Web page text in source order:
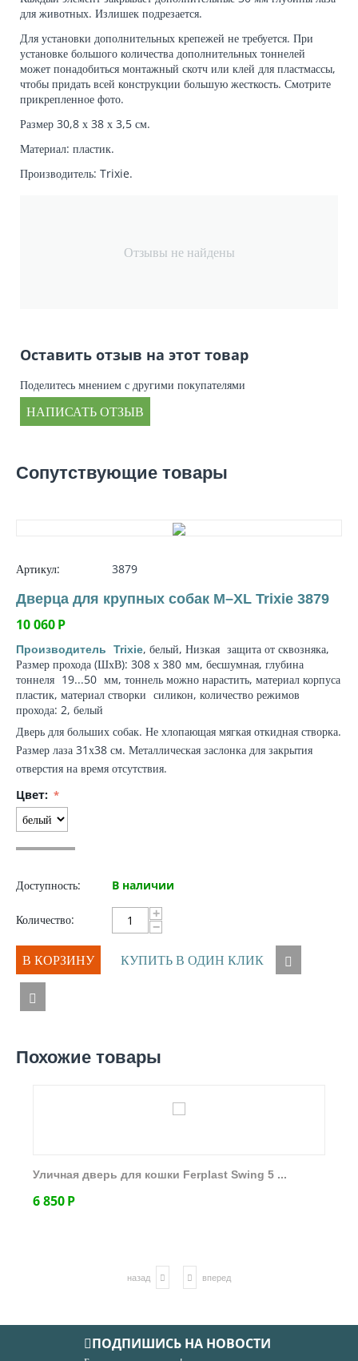
для животных. Излишек подрезается.
Для установки дополнительных крепежей не требуется. При
установке большого количества дополнительных тоннелей
может понадобиться монтажный скотч или клей для пластмассы,
чтобы придать всей конструкции большую жесткость. Смотрите
прикрепленное фото.
Размер 30,8 х 38 х 3,5 см.
Материал: пластик.
Производитель: Trixie.
Отзывы не найдены
Оставить отзыв на этот товар
Поделитесь мнением с другими покупателями
НАПИСАТЬ ОТЗЫВ
Сопутствующие товары
Артикул: 3879
Дверца для крупных собак M–XL Trixie 3879
10 060Р
Производитель Trixie, белый, Низкая защита от сквозняка,
Размер прохода (ШхВ): 308 х 380 мм, бесшумная, глубина
тоннеля 19...50 мм, тоннель можно нарастить, материал корпуса
пластик, материал створки силикон, количество режимов
прохода: 2, белый
Дверь для больших собак. Не хлопающая мягкая откидная створка.
Размер лаза 31х38 см. Металлическая заслонка для закрытия
отверстия на время отсутствия.
Цвет:
Доступность: В наличии
Количество:
+
−
В КОРЗИНУ КУПИТЬ В ОДИН КЛИК
Похожие товары
Уличная дверь для кошки Ferplast Swing 5 ...
6 850Р
назад вперед
ПОДПИШИСЬ НА НОВОСТИ